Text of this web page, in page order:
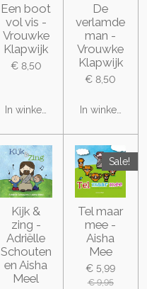
Een boot
vol vis -
Vrouwke
Klapwijk
€ 8,50
In winkelwagen
De
verlamde
man -
Vrouwke
Klapwijk
€ 8,50
In
Kijk &
zing -
Adriëlle
Schouten
en Aisha
Meel
Sale!
Tel maar
mee -
Aisha
Mee
€ 5,99
€ 9,95